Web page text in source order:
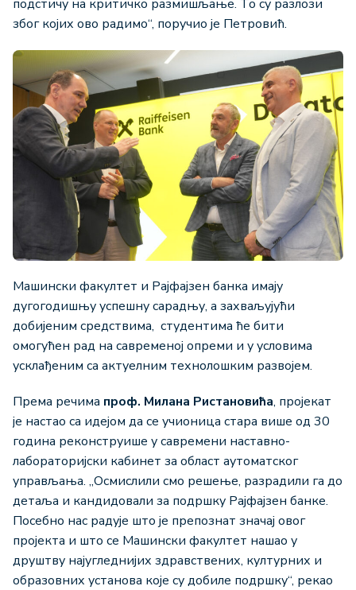
подстичу на критичко размишљање. То су разлози
због којих ово радимо“, поручио је Петровић.
Машински факултет и Рајфајзен банка имају
дугогодишњу успешну сарадњу, а захваљујући
добијеним средствима, студентима ће бити
омогућен рад на савременој опреми и у условима
усклађеним са актуелним технолошким развојем.
Према речима проф. Милана Ристановића, пројекат
је настао са идејом да се учионица стара више од 30
година реконструише у савремени наставно-
лабораторијски кабинет за област аутоматског
управљања. „Осмислили смо решење, разрадили га до
детаља и кандидовали за подршку Рајфајзен банке.
Посебно нас радује што је препознат значај овог
пројекта и што се Машински факултет нашао у
друштву најугледнијих здравствених, културних и
образовних установа које су добиле подршку“, рекао